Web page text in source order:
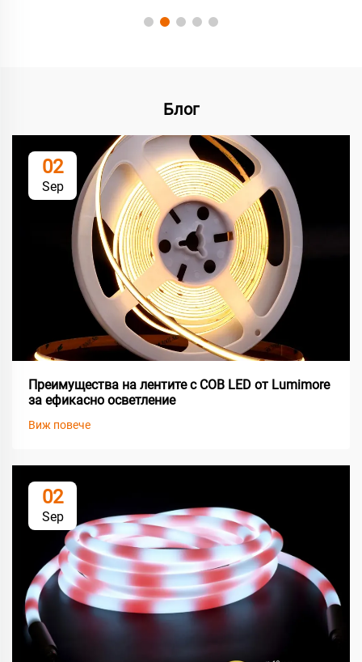
Блог
02
Sep
Преимущества на лентите с COB LED от Lumimore
за ефикасно осветление
Виж повече
02
Sep